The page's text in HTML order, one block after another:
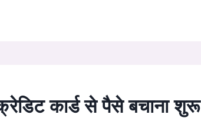
कार्ड से पैसे बचाना शुरू